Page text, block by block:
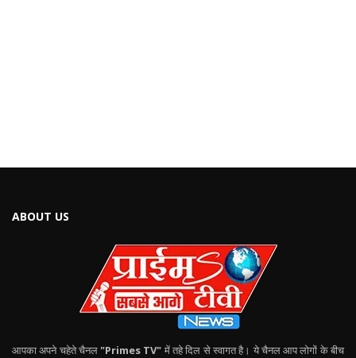
ABOUT US
आपका अपने चहेते चैनल "Primes TV" में तहे दिल से स्वागत है। ये चैनल आप लोगों के बीच